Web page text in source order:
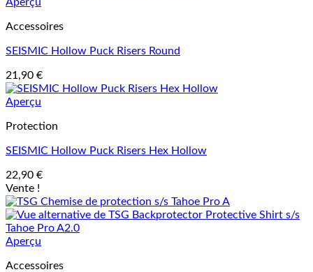
Accessoires
SEISMIC Hollow Puck Risers Round
21,90 €
Aperçu
Protection
SEISMIC Hollow Puck Risers Hex Hollow
22,90 €
Vente !
Aperçu
Accessoires